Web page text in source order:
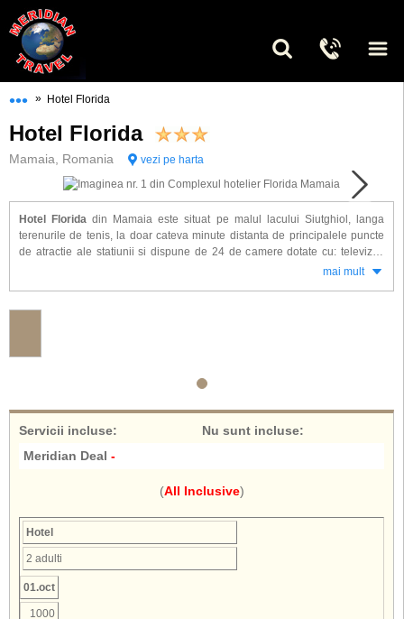
••• » Hotel Florida
Hotel Florida
Mamaia, Romania vezi pe harta
Hotel Florida din Mamaia este situat pe malul lacului Siutghiol, langa
terenurile de tenis, la doar cateva minute distanta de principalele puncte
de atractie ale statiunii si dispune de 24 de camere dotate cu: televizor,
mini bar, aer conditionat, incalzire centrala, seif, halate de baie si papuci
Hotel Florida Mamaia
Florida Mamaia
Hotel Florida Romania
mai mult
Servicii incluse: Nu sunt incluse:
Meridian Deal -
(All Inclusive)
Hotel
2 adulti
01.oct
1000